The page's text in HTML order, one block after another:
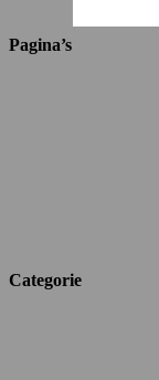
Pagina’s
Categorie